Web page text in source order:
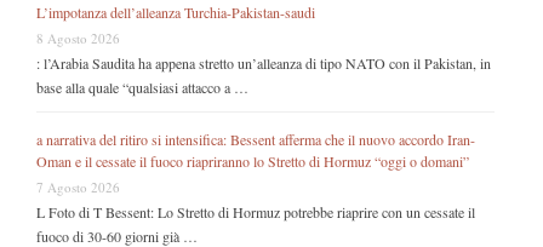
L’impotanza dell’alleanza Turchia-Pakistan-saudi
8 Agosto 2026
: l’Arabia Saudita ha appena stretto un’alleanza di tipo NATO con il Pakistan, in
base alla quale “qualsiasi attacco a …
a narrativa del ritiro si intensifica: Bessent afferma che il nuovo accordo Iran-
Oman e il cessate il fuoco riapriranno lo Stretto di Hormuz “oggi o domani”
7 Agosto 2026
L Foto di T Bessent: Lo Stretto di Hormuz potrebbe riaprire con un cessate il
fuoco di 30-60 giorni già …